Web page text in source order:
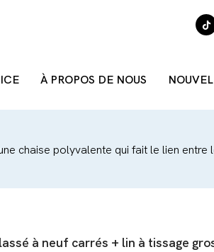
À PROPOS DE NOUS
chaise polyvalente qui fait le lien
à neuf carrés + lin à tissage